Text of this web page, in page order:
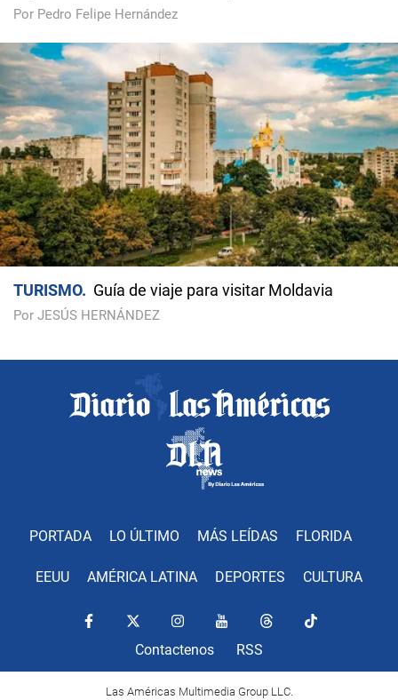
Por Pedro Felipe Hernández
TURISMO Guía de viaje para visitar Moldavia
Por JESÚS HERNÁNDEZ
PORTADA LO ÚLTIMO MÁS LEÍDAS FLORIDA
EEUU AMÉRICA LATINA DEPORTES CULTURA
Contactenos RSS
Las Américas Multimedia Group LLC.